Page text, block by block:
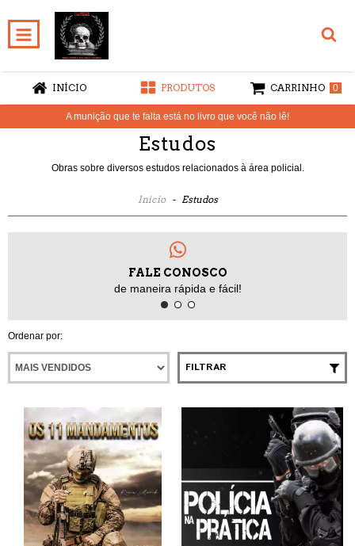
INÍCIO PRODUTOS CARRINHO 0
A munição que te falta está no livro que você não lê!
Estudos
Obras sobre diversos estudos relacionados à área policial.
Início - Estudos
FALE CONOSCO
de maneira rápida e fácil!
Ordenar por:
FILTRAR